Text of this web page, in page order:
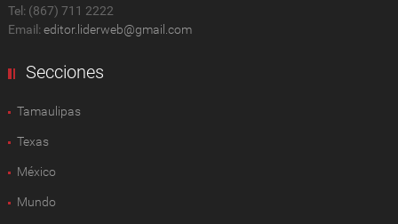
Tel: (867) 711 2222
Email: editor.liderweb@gmail.com
Secciones
Tamaulipas
Texas
México
Mundo